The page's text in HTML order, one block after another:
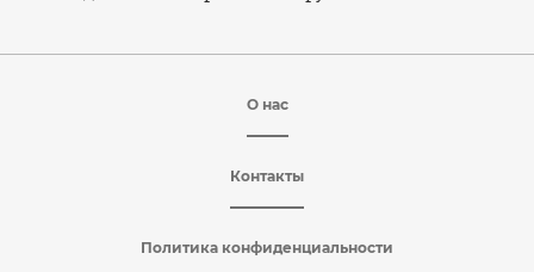
О нас
Контакты
Политика конфиденциальности